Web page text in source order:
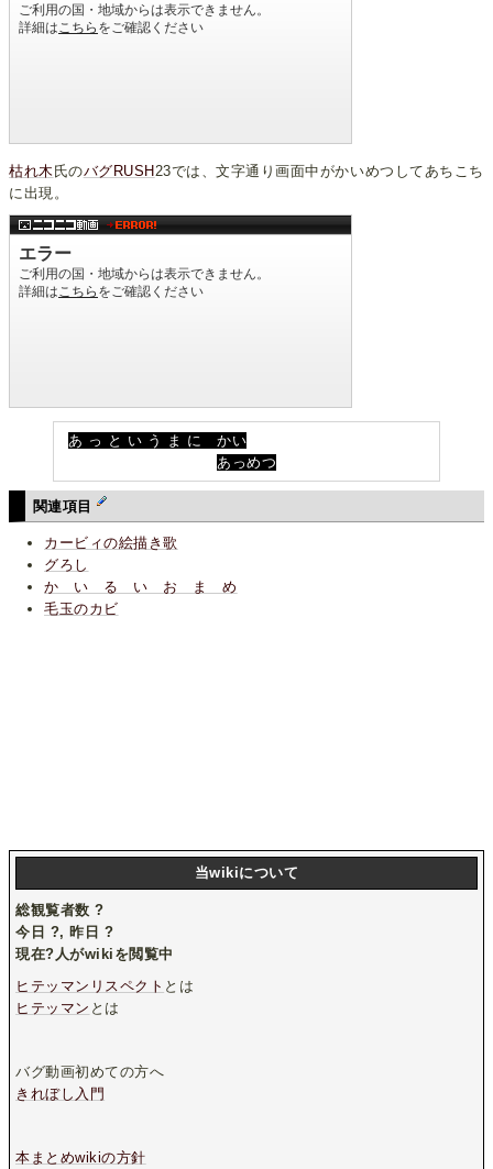
枯れ木 氏のバグRUSH 23では、文字通り画面中がかいめつしてあちこち
に出現。
あ っ と い う ま に かい
あっめつ
関連項目
カービィの絵描き歌
グろし
か い る い お ま め
毛玉のカビ
当wikiについて
総観覧者数?
今日 ?, 昨日 ?
現在? 人がwikiを閲覧中
ヒテッマンリスペクト とは
ヒテッマン とは
バグ動画初めての方へ
きれぼし入門
本まとめwikiの方針